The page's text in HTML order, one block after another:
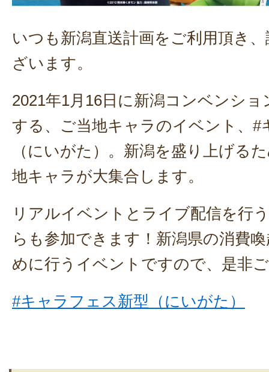
いつも新潟直送計画をご利用頂き
ざいます。
2021年1月16日に新潟コンベンシ
する、ご当地キャラのイベント、#
（にいがた）。新潟を盛り上げる
地キャラが大集合します。
リアルイベントとライブ配信を行
らも参加できます！新潟県の消費
めに行うイベントですので、是非
#キャラフェス新型（にいがた）